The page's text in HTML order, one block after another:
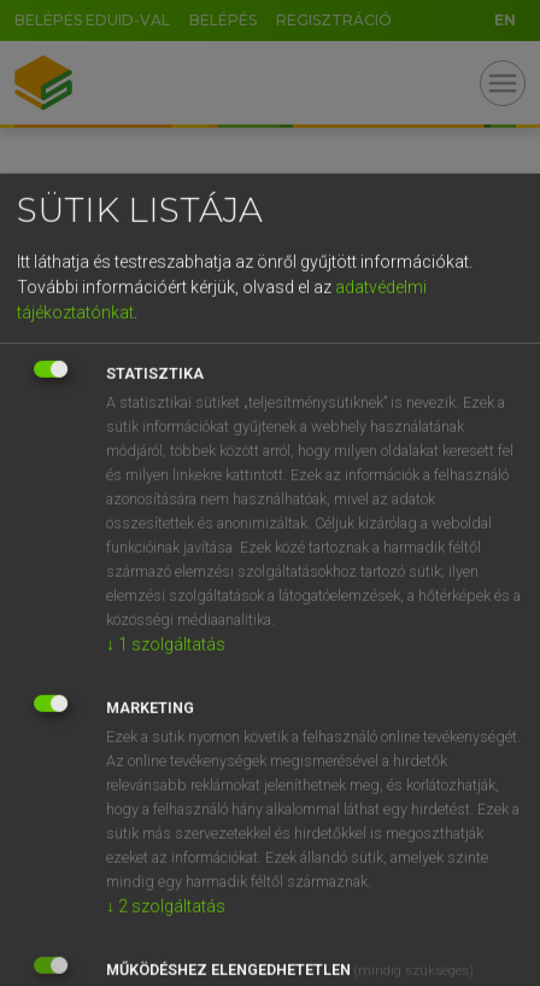
BELÉPÉS EDUID-VAL BELÉPÉS REGISZTRÁCIÓ EN
menu
OOOOPS!
SZOTAR.NET APPLIKÁCIÓ
MICROSOFT OFFICE BŐVÍTMÉNY
BEÉPÜLŐ SZÓTÁRMODUL
ONLINE NYELVVIZSGA
EGYÉNI FELHASZNÁLÓKNAK
SÜTIK LISTÁJA
Itt láthatja és testreszabhatja az önről gyűjtött információkat.
További információért kérjük, olvasd el az adatvédelmi
tájékoztatónkat
STATISZTIKA
A statisztikai sütiket „teljesítménysütiknek” is nevezik. Ezek a
sütik információkat gyűjtenek a webhely használatának
módjáról, többek között arról, hogy milyen oldalakat keresett fel
és milyen linkekre kattintott. Ezek az információk a felhasználó
azonosítására nem használhatóak, mivel az adatok
összesítettek és anonimizáltak. Céljuk kizárólag a weboldal
funkcióinak javítása. Ezek közé tartoznak a harmadik féltől
származó elemzési szolgáltatásokhoz tartozó sütik; ilyen
elemzési szolgáltatások a látogatóelemzések, a hőtérképek és a
közösségi médiaanalitika.
↓ 1 szolgáltatás
MARKETING
Ezek a sütik nyomon követik a felhasználó online tevékenységét.
Az online tevékenységek megismerésével a hirdetők
relevánsabb reklámokat jeleníthetnek meg, és korlátozhatják,
hogy a felhasználó hány alkalommal láthat egy hirdetést. Ezek a
sütik más szervezetekkel és hirdetőkkel is megoszthatják
ezeket az információkat. Ezek állandó sütik, amelyek szinte
mindig egy harmadik féltől származnak.
↓ 2 szolgáltatás
MŰKÖDÉSHEZ ELENGEDHETETLEN (mindig szükséges)
GR
5
g h k l
v b n m , . - AltGr